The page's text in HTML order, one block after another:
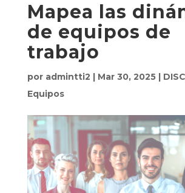
Mapea las
de equipos de
trabajo
por admintti2 | Mar 30, 2025| DISC
Equipos